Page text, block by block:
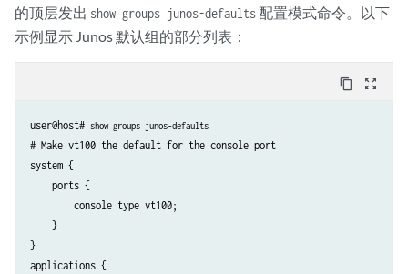
的顶层发出 show groups junos-defaults 配置模式命令。以下
示例显示 Junos 默认组的部分列表：
content_copy zoom_out_map
user@host# show groups junos-defaults
# Make vt100 the default for the console port
system {
    ports {
        console type vt100;
    }
}
applications {